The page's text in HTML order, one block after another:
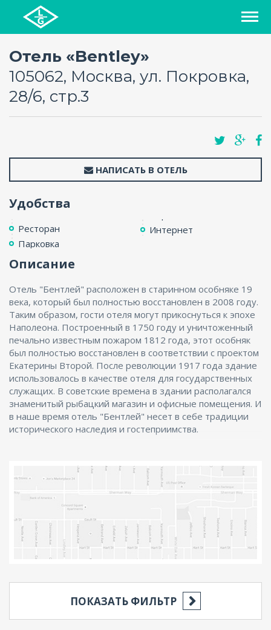
СПИСОК ОТЕЛЕЙ
РЕГИОНЫ
О ПРОЕКТЕ
FAQ
КАРТА
Отель «Bentley»
105062, Москва, ул. Покровка,
28/6, стр.3
НАПИСАТЬ В ОТЕЛЬ
Удобства
Ресторан
Парковка
Интернет
Описание
Отель "Бентлей" расположен в старинном особняке 19
века, который был полностью восстановлен в 2008 году.
Таким образом, гости отеля могут прикоснуться к эпохе
Наполеона. Построенный в 1750 году и уничтоженный
печально известным пожаром 1812 года, этот особняк
был полностью восстановлен в соответствии с проектом
Екатерины Второй. После революции 1917 года здание
использовалось в качестве отеля для государственных
служащих. В советские времена в здании располагался
знаменитый рыбацкий магазин и офисные помещения. И
в наше время отель "Бентлей" несет в себе традиции
исторического наследия и гостеприимства.
ПОКАЗАТЬ ФИЛЬТР